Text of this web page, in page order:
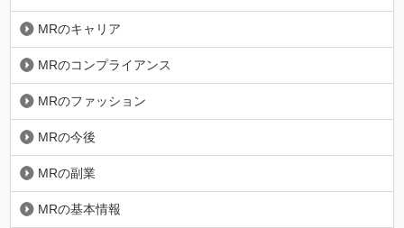
MRのキャリア
MRのコンプライアンス
MRのファッション
MRの今後
MRの副業
MRの基本情報